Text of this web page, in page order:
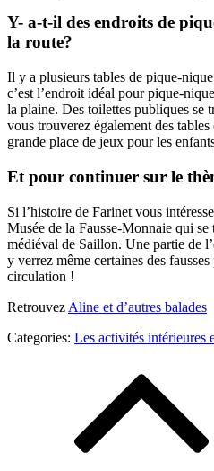
Y- a-t-il des endroits de
la route?
Il y a plusieurs tables de pique-
c’est l’endroit idéal pour pique-
la plaine. Des toilettes publiques se
vous trouverez également des
grande place de jeux pour les
Et pour continuer sur le
Si l’histoire de Farinet vous
Musée de la Fausse-Monnaie qui
médiéval de Saillon. Une partie de
y verrez même certaines des
circulation !
Retrouvez Aline et d’autres balades
Categories:
Categories: Les activités intérieures